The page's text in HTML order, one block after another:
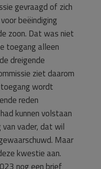
gevraagd of zich
beëindiging
zoon. Dat was niet
toegang alleen
dreigende
ziet daarom
wordt
reden
kunnen volstaan
vader, dat wil
Maar
kwestie aan.